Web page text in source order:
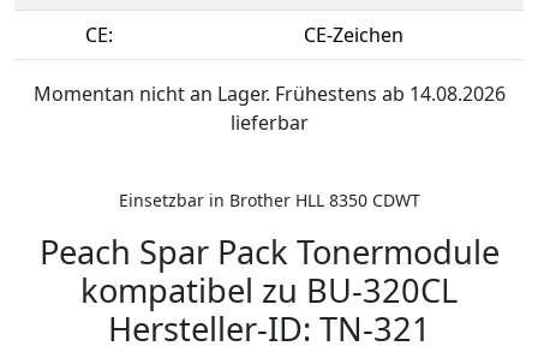
CE:
CE-Zeichen
Momentan nicht an Lager. Frühestens ab 14.08.2026
lieferbar
Einsetzbar in Brother HLL 8350 CDWT
Peach Spar Pack Tonermodule
kompatibel zu BU-320CL
Hersteller-ID: TN-321